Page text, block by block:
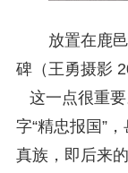
放置在鹿
碑（王勇摄影
这一点很重要
字“精忠报国”
真族，即后来